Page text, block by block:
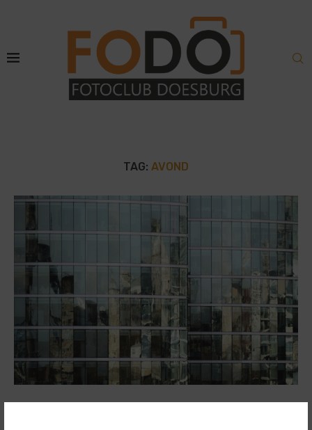
TAG: AVOND